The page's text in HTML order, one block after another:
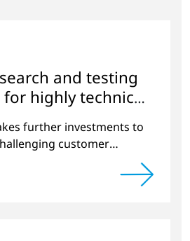
and testing
highly technical
further investments to
customer